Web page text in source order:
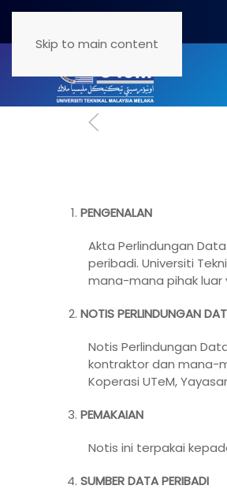
Skip to main content
PENGENALAN
Akta Perlindungan
peribadi. Universiti
mana-mana pihak luar
NOTIS PERLINDUNGAN
Notis Perlindungan
kontraktor dan mana-
Koperasi UTeM,
PEMAKAIAN
Notis ini terpakai
SUMBER DATA PERIBADI